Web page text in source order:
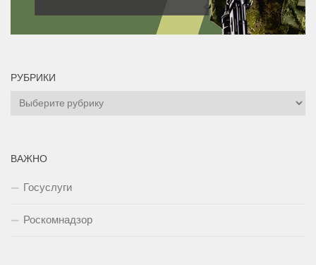
РУБРИКИ
Рубрики
ВАЖНО
Госуслуги
Роскомнадзор